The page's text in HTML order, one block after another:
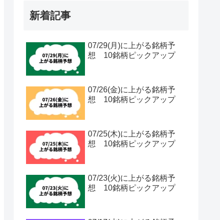
新着記事
07/29(月)に上がる銘柄予
想 10銘柄ピックアップ
07/26(金)に上がる銘柄予
想 10銘柄ピックアップ
07/25(木)に上がる銘柄予
想 10銘柄ピックアップ
07/23(火)に上がる銘柄予
想 10銘柄ピックアップ